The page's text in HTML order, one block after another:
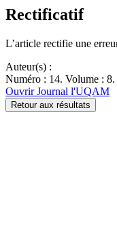
Rectificatif
L’article rectifie une
Auteur(s) :
Numéro : 14. Volume : 8.
Ouvrir Journal l'UQAM
Retour aux résultats